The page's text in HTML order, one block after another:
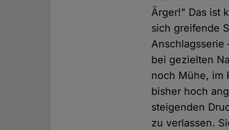
Ärger!" Das ist
sich greifende
Anschlagsserie
bei gezielten
noch Mühe, im
bisher hoch
steigenden
zu verlassen.